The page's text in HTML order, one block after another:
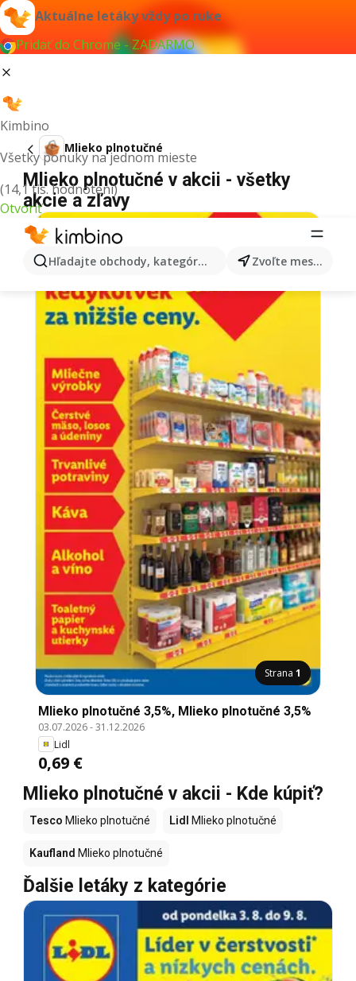
Aktuálne letáky vždy po ruke
Pridať do Chrome - ZADARMO
Kimbino
Všetky ponuky na jednom mieste
(14,1 tis. hodnotení)
Otvoriť
Hľadajte obchody, kategórie, produkty... Zvoľte mesto
Mlieko plnotučné
Mlieko plnotučné v akcii - všetky
akcie a zľavy
Strana 1
Mlieko plnotučné 3,5%, Mlieko plnotučné 3,5%
03.07.2026-31.12.2026
Lidl
0,69 €
Mlieko plnotučné v akcii - Kde kúpiť?
Tesco Mlieko plnotučné Lidl Mlieko plnotučné
Kaufland Mlieko plnotučné
Ďalšie letáky z kategórie